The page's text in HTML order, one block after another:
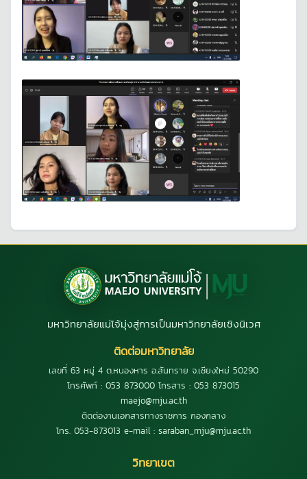
มหาวิทยาลัยแม่โจ้มุ่งสู่การเป็นมหาวิทยาลัยเชิงนิเวศ
ติดต่อมหาวิทยาลัย
เลขที่ 63 หมู่ 4 ต.หนองหาร อ.สันทราย จ.เชียงใหม่ 50290
โทรศัพท์ : 053 873000 โทรสาร : 053 873015
maejo@mju.ac.th
ติดต่องานเอกสารทางราชการ กองกลาง
โทร. 053-873013 e-mail : saraban_mju@mju.ac.th
วิทยาเขต